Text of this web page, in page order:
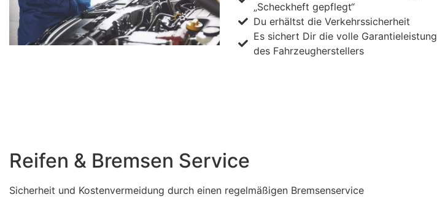
„Scheckheft gepflegt“
Du erhältst die Verkehrssicherheit
Es sichert Dir die volle Garantieleistung
des Fahrzeugherstellers
Reifen & Bremsen Service
Sicherheit und Kostenvermeidung durch einen regelmäßigen Bremsenservice